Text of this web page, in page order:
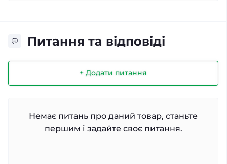
Питання та відповіді
+ Додати питання
Немає питань про даний товар, станьте
першим і задайте своє питання.